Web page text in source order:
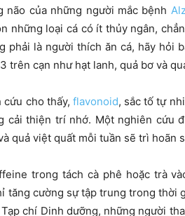
não của những người mắc bệnh
những loại cá có ít thủy ngân,
phải là người thích ăn cá, hãy hỏi
trên cạn như hạt lanh, quả bơ và
cứu cho thấy, flavonoid, sắc tố tự
cải thiện trí nhớ. Một nghiên cứu
quả việt quất mỗi tuần sẽ trì hoãn
trong tách cà phê hoặc trà
tăng cường sự tập trung trong thời
chí Dinh dưỡng, những người